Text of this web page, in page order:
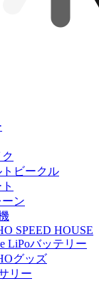
ビークル
ン
SPEED HOUSE
LiPoバッテリー
グッズ
リー